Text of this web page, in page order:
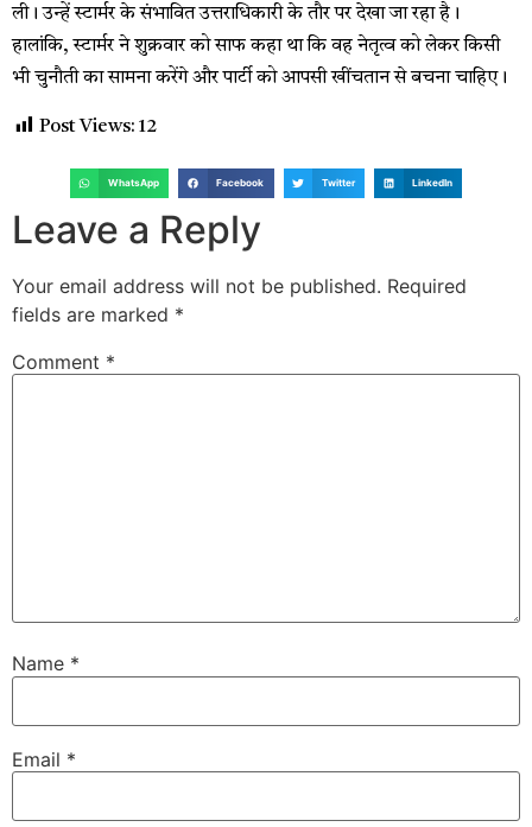
ली। उन्हें स्टार्मर के संभावित उत्तराधिकारी के तौर पर देखा जा रहा है।
हालांकि, स्टार्मर ने शुक्रवार को साफ कहा था कि वह नेतृत्व को लेकर किसी
भी चुनौती का सामना करेंगे और पार्टी को आपसी खींचतान से बचना चाहिए।
Post Views: 12
WhatsApp Facebook Twitter LinkedIn
Leave a Reply
Your email address will not be published. Required
fields are marked *
Comment *
Name *
Email *